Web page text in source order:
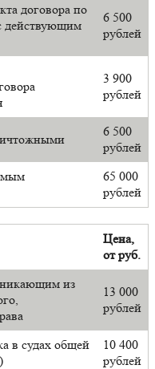
договора по
действующим
6 500
рублей
3 900
рублей
6 500
рублей
65 000
рублей
Цена,
от руб.
из
13 000
рублей
в судах общей
10 400
рублей